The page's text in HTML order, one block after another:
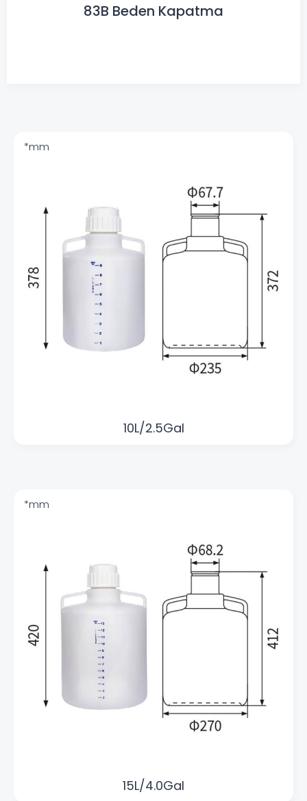
83B Beden Kapatma
10L/2.5Gal
15L/4.0Gal